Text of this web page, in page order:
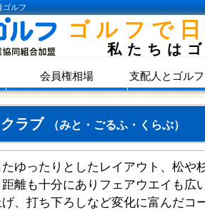
ゴルフ
ゴルフで
私たちは
会員権相場 支配人とゴル
ラブ （みと・ごるふ・くらぶ）
ゆったりとしたレイアウト、松
離も十分にありフェアウエイも広
、打ち下ろしなど変化に富んだコ